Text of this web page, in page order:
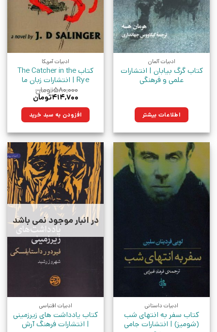
ادبیات آلمان
کتاب گرگ بیابان | انتشارات
علمی و فرهنگی
اطلاعات بیشتر
ادبیات آمریکا
کتاب The Catcher in the
Rye | انتشارات زبان ما
۵۸۰,۰۰۰تومان
قیمت
۵۸۰,۰۰۰تومان
بود.
۴۱۴,۷۰۰تومان
۴۱۴,۷۰۰تومان.افزودن به سبد خرید
ادبیات داستانی
کتاب سفر به انتهای شب
(شومیز) | انتشارات جامی
در انبار موجود نمی باشد
ادبیات اقتباسی
کتاب یادداشت های زیرزمینی
| انتشارات فرهنگ آرش